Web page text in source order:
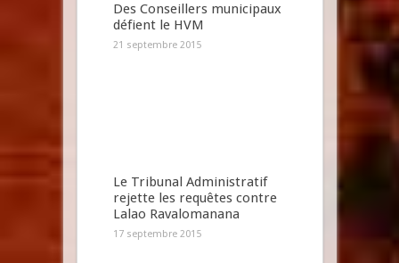
Des Conseillers municipaux
défient le HVM
21 septembre 2015
Le Tribunal Administratif
rejette les requêtes contre
Lalao Ravalomanana
17 septembre 2015